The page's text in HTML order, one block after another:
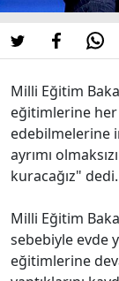
Milli Eğitim
eğitimlerine
edebilmelerine
ayrımı
kuracağız" dedi.
Milli Eğitim
sebebiyle evde
eğitimlerine